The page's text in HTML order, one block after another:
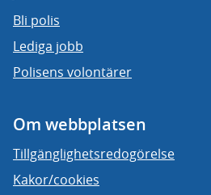
Bli polis
Lediga jobb
Polisens volontärer
Om webbplatsen
Tillgänglighetsredogörelse
Kakor/cookies